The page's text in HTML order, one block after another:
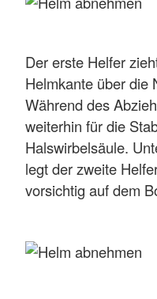
Der erste Helfer
Helmkante über die
Während des
weiterhin für die
Halswirbelsäule.
legt der zweite
vorsichtig auf dem